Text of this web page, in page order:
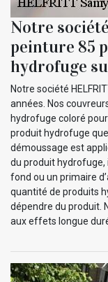
Notre
peinture 85
hydrofuge
Notre société
années. Nos
hydrofuge coloré
produit hydrofuge
démoussage est
du produit hydrofuge,
fond ou un primaire
quantité de produits
dépendre du produit.
aux effets longue